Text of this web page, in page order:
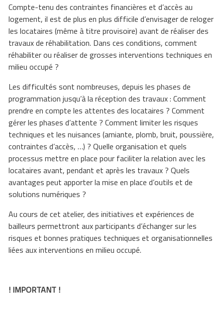
Compte-tenu des contraintes financières et d’accès au
logement, il est de plus en plus difficile d’envisager de reloger
les locataires (même à titre provisoire) avant de réaliser des
travaux de réhabilitation. Dans ces conditions, comment
réhabiliter ou réaliser de grosses interventions techniques en
milieu occupé ?
Les difficultés sont nombreuses, depuis les phases de
programmation jusqu’à la réception des travaux : Comment
prendre en compte les attentes des locataires ? Comment
gérer les phases d’attente ? Comment limiter les risques
techniques et les nuisances (amiante, plomb, bruit, poussière,
contraintes d’accès, …) ? Quelle organisation et quels
processus mettre en place pour faciliter la relation avec les
locataires avant, pendant et après les travaux ? Quels
avantages peut apporter la mise en place d’outils et de
solutions numériques ?
Au cours de cet atelier, des initiatives et expériences de
bailleurs permettront aux participants d’échanger sur les
risques et bonnes pratiques techniques et organisationnelles
liées aux interventions en milieu occupé.
! IMPORTANT !